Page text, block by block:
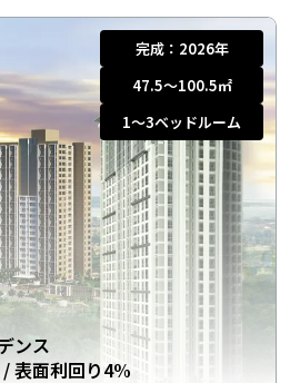
完成： 2026年
47.5〜100.5㎡
1〜3ベッドルーム
ンス
/ 表面利回り4%